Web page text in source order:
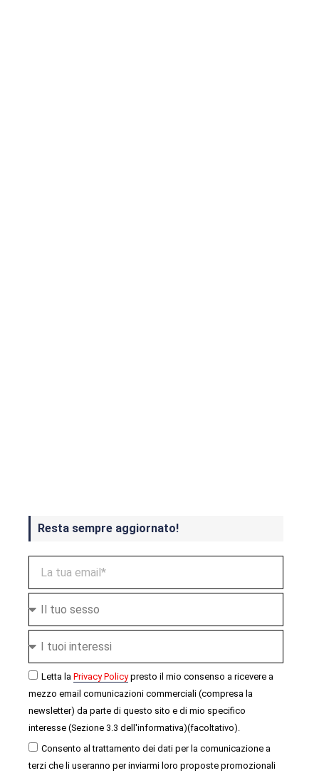
Resta sempre aggiornato!
Letta la Privacy Policypresto il mio consenso a ricevere a
mezzo email comunicazioni commerciali (compresa la
newsletter) da parte di questo sito e di mio specifico
interesse (Sezione 3.3 dell'informativa)(facoltativo).
Consento al trattamento dei dati per la comunicazione a
terzi che li useranno per inviarmi loro proposte promozionali